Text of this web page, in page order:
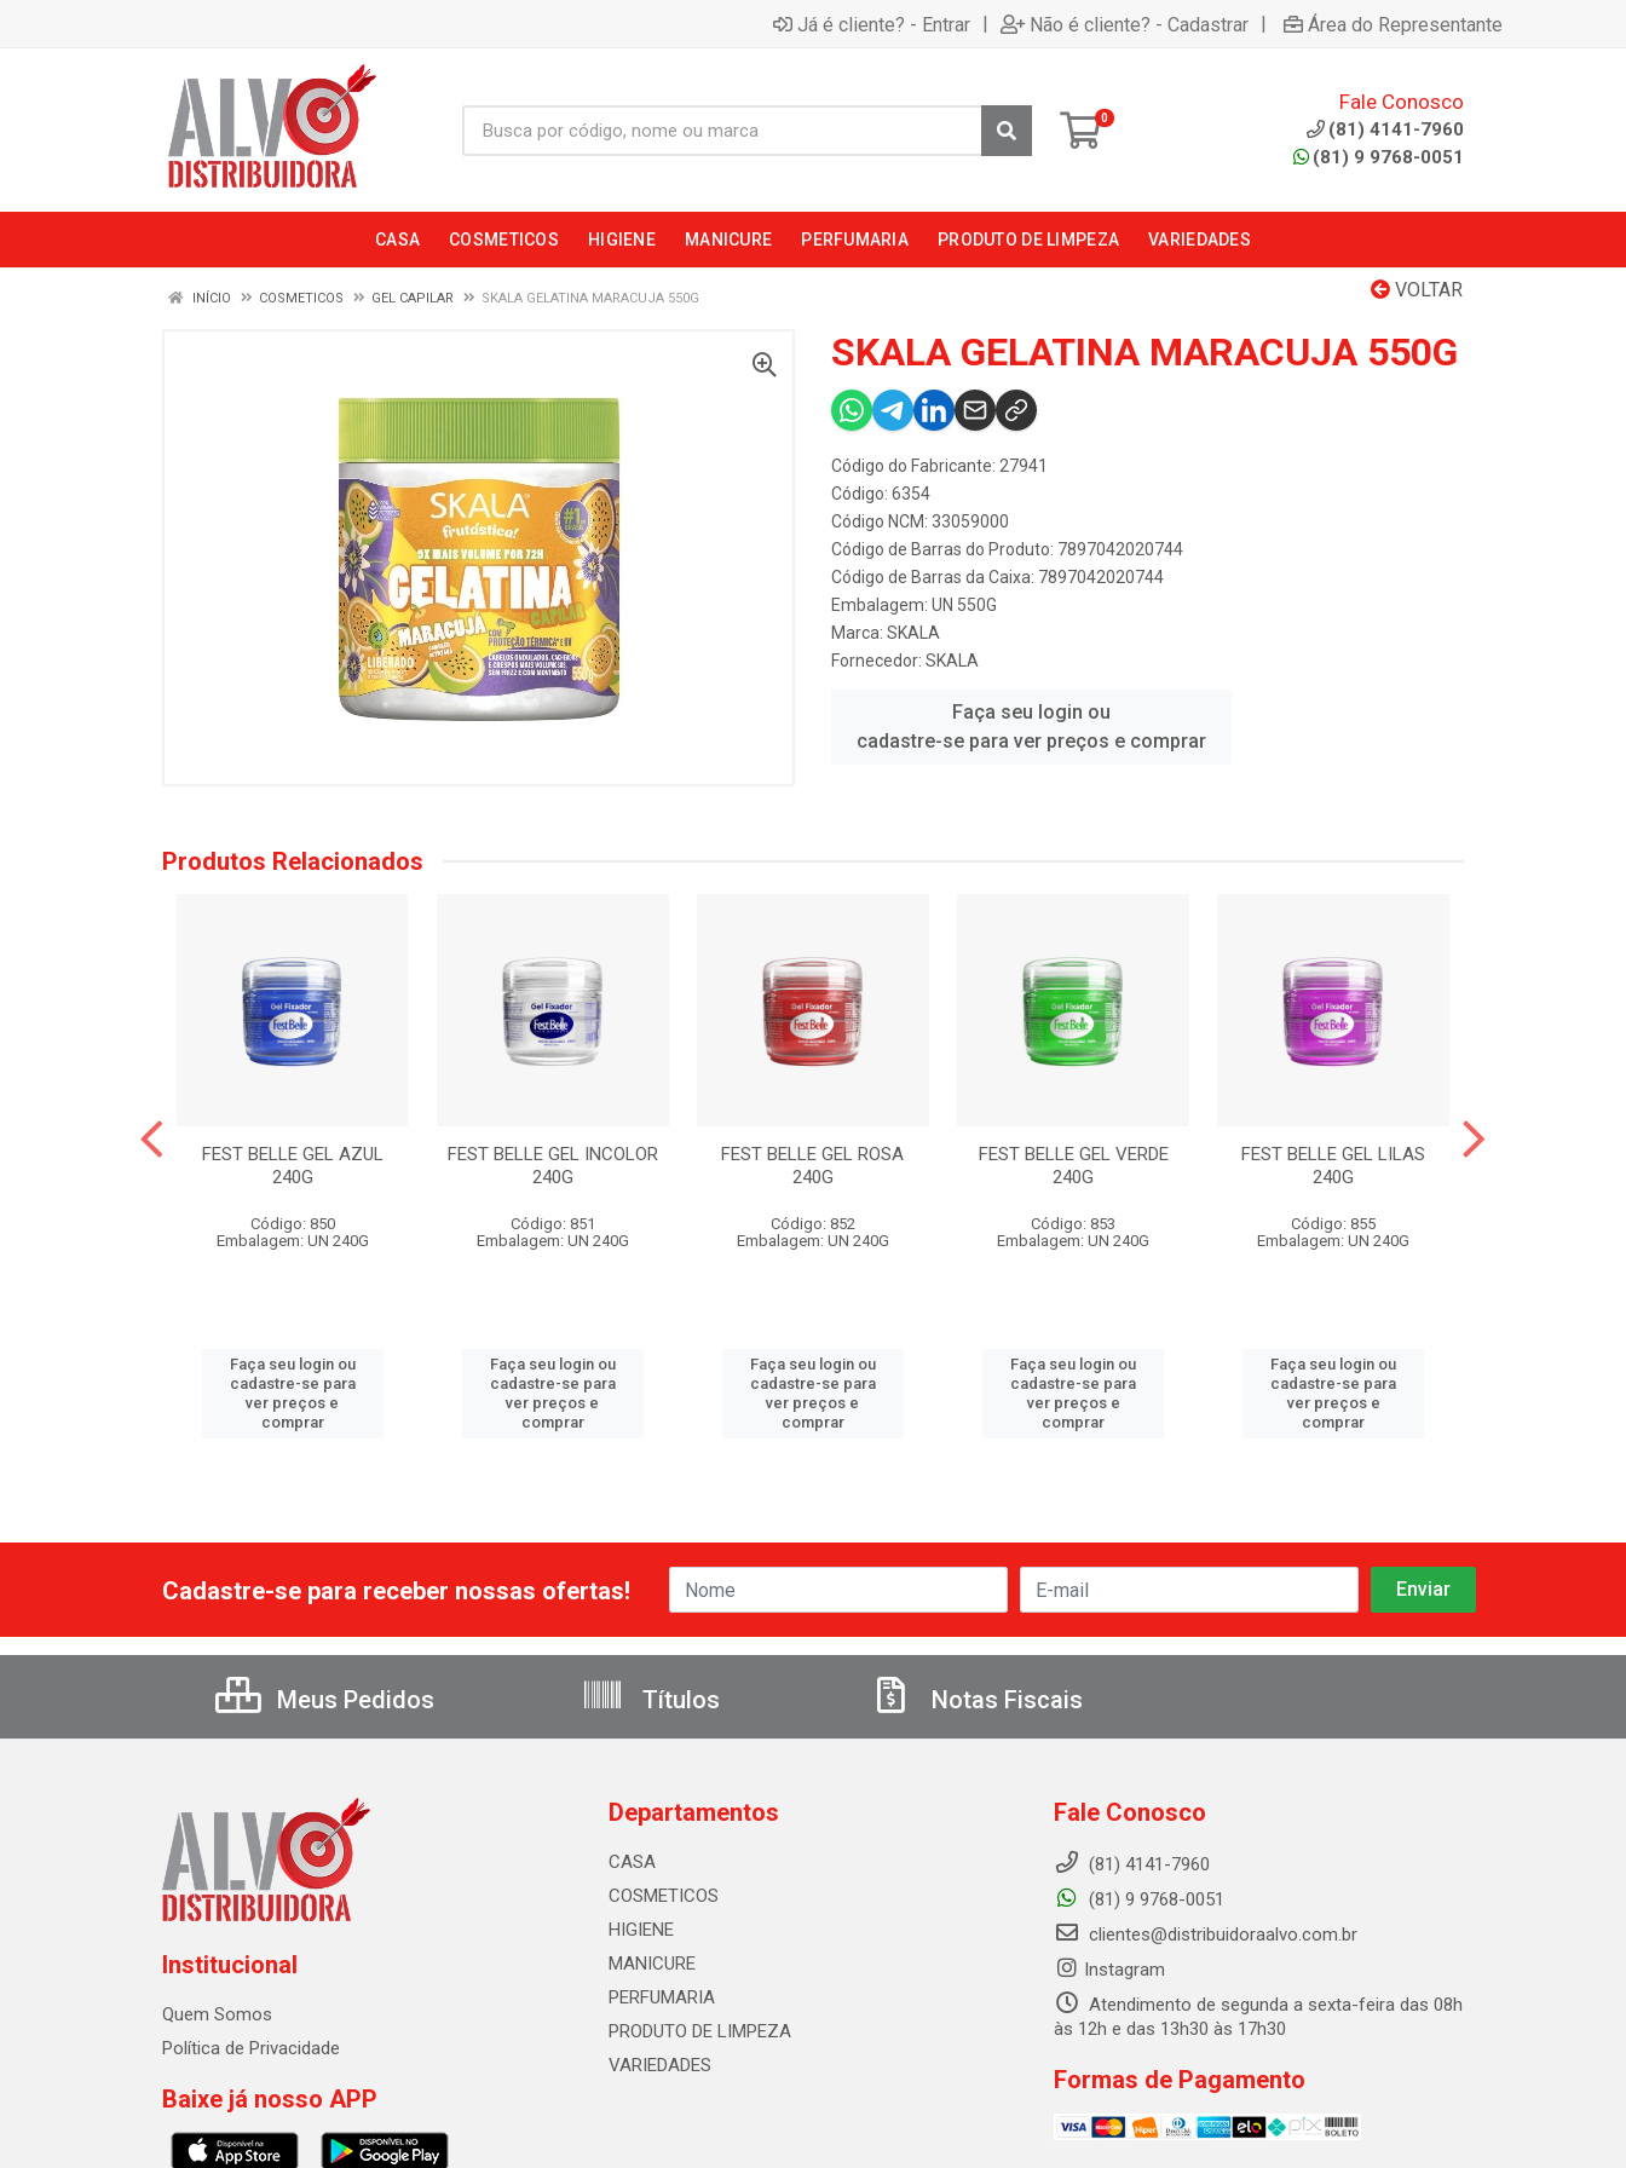
Já é cliente? - Entrar | Não é cliente? - Cadastrar | Área do Representante
0
Fale Conosco
(81) 4141-7960
(81) 9 9768-0051
CASA COSMETICOS HIGIENE MANICURE PERFUMARIA PRODUTO DE LIMPEZA VARIEDADES
VOLTAR
INÍCIO COSMETICOS GEL CAPILAR SKALA GELATINA MARACUJA 550G
SKALA GELATINA MARACUJA 550G
Código do Fabricante: 27941
Código: 6354
Código NCM: 33059000
Código de Barras do Produto: 7897042020744
Código de Barras da Caixa: 7897042020744
Embalagem: UN 550G
Marca: SKALA
Fornecedor: SKALA
Faça seu login ou
cadastre-se para ver preços e comprar
Produtos Relacionados
FEST BELLE GEL AZUL
240G
Código: 850
Embalagem: UN 240G
Faça seu login ou
cadastre-se para
ver preços e
comprar
FEST BELLE GEL INCOLOR
240G
Código: 851
Embalagem: UN 240G
Faça seu login ou
cadastre-se para
ver preços e
comprar
FEST BELLE GEL ROSA
240G
Código: 852
Embalagem: UN 240G
Faça seu login ou
cadastre-se para
ver preços e
comprar
FEST BELLE GEL VERDE
240G
Código: 853
Embalagem: UN 240G
Faça seu login ou
cadastre-se para
ver preços e
comprar
FEST BELLE GEL LILAS
240G
Código: 855
Embalagem: UN 240G
Faça seu login ou
cadastre-se para
ver preços e
comprar
Cadastre-se para receber nossas ofertas!
Meus Pedidos Títulos Notas Fiscais
Institucional
Quem Somos
Política de Privacidade
Baixe já nosso APP
Departamentos
CASA
COSMETICOS
HIGIENE
MANICURE
PERFUMARIA
PRODUTO DE LIMPEZA
VARIEDADES
Fale Conosco
(81) 4141-7960
(81) 9 9768-0051
clientes@distribuidoraalvo.com.br
Instagram
Atendimento de segunda a sexta-feira das 08h
às 12h e das 13h30 às 17h30
Formas de Pagamento